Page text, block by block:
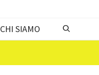
CHI SIAMO